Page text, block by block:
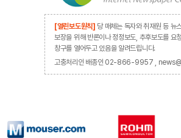
[열린보도원칙] 당 매체는 독자와 취재원 등 뉴
보장을 위해 반론이나 정정보도, 추후보도를 요
창구를 열어두고 있음을 알려드립니다.
고충처리인 배종인 02-866-9957 ,